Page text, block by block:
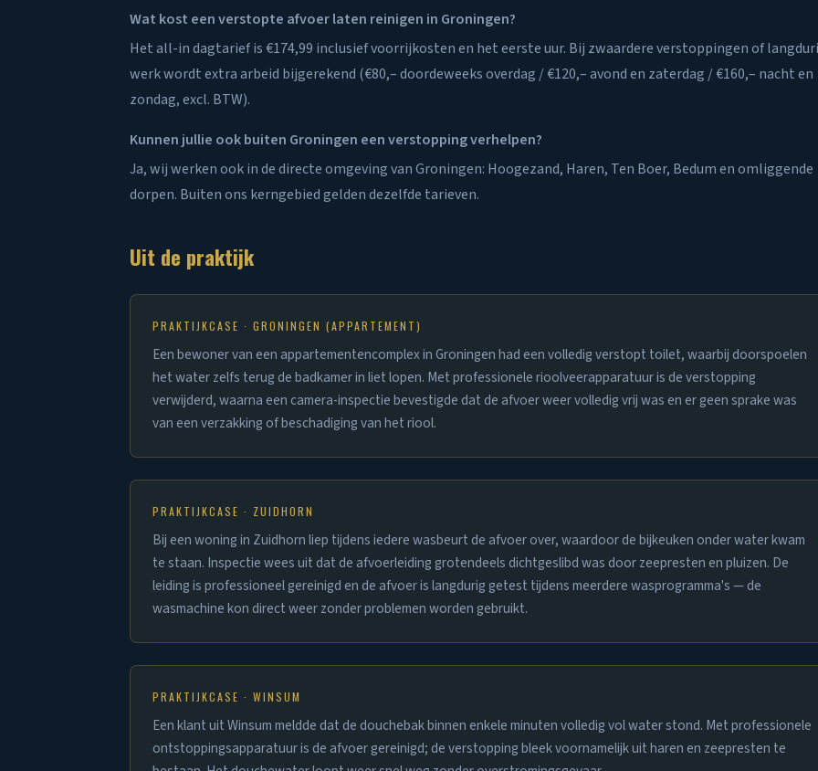
Wat kost een verstopte afvoer laten reinigen in Groningen?
Het all-in dagtarief is €174,99 inclusief voorrijkosten en het eerste uur. Bij zwaardere verstoppingen of
werk wordt extra arbeid bijgerekend (€80,– doordeweeks overdag / €120,– avond en zaterdag / €160,– nacht en
zondag, excl. BTW).
Kunnen jullie ook buiten Groningen een verstopping verhelpen?
Ja, wij werken ook in de directe omgeving van Groningen: Hoogezand, Haren, Ten Boer, Bedum en omliggende
dorpen. Buiten ons kerngebied gelden dezelfde tarieven.
Uit de praktijk
PRAKTIJKCASE · GRONINGEN (APPARTEMENT)
Een bewoner van een appartementencomplex in Groningen had een volledig verstopt toilet, waarbij doorspoelen
het water zelfs terug de badkamer in liet lopen. Met professionele rioolveerapparatuur is de verstopping
verwijderd, waarna een camera-inspectie bevestigde dat de afvoer weer volledig vrij was en er geen sprake was
van een verzakking of beschadiging van het riool.
PRAKTIJKCASE · ZUIDHORN
Bij een woning in Zuidhorn liep tijdens iedere wasbeurt de afvoer over, waardoor de bijkeuken onder water kwam
te staan. Inspectie wees uit dat de afvoerleiding grotendeels dichtgeslibd was door zeepresten en pluizen. De
leiding is professioneel gereinigd en de afvoer is langdurig getest tijdens meerdere wasprogramma's — de
wasmachine kon direct weer zonder problemen worden gebruikt.
PRAKTIJKCASE · WINSUM
Een klant uit Winsum meldde dat de douchebak binnen enkele minuten volledig vol water stond. Met professionele
ontstoppingsapparatuur is de afvoer gereinigd; de verstopping bleek voornamelijk uit haren en zeepresten te